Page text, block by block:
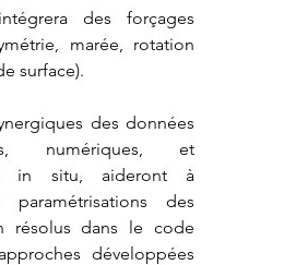
des forçages
marée, rotation
surface).
des données
numériques, et
in situ, aideront à
paramétrisations des
résolus dans le code
développées